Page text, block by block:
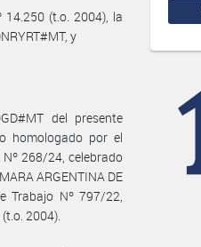
14.250 (t.o. 2004), la
y
del presente
homologado por el
268/24, celebrado
ARGENTINA DE
Trabajo Nº 797/22,
2004).